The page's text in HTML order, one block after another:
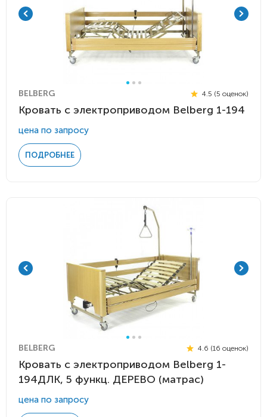
BELBERG 4.5 (5 оценок)
Кровать с электроприводом Belberg 1-194
цена по запросу
ПОДРОБНЕЕ
BELBERG 4.6 (16 оценок)
Кровать с электроприводом Belberg 1-
194ДЛК, 5 функц. ДЕРЕВО (матрас)
цена по запросу